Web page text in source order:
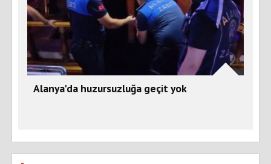
Alanya'da huzursuzluğa geçit yok